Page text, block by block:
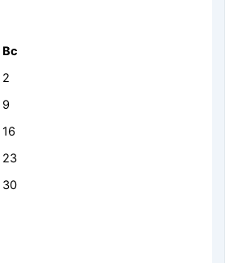
Вс
2
9
16
23
30